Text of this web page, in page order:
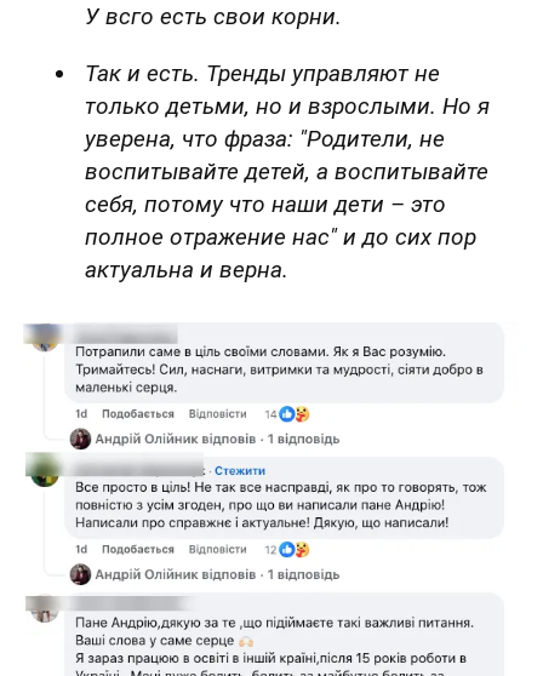
У всго есть свои корни.
Так и есть. Тренды управляют не
только детьми, но и взрослыми. Но я
уверена, что фраза: "Родители, не
воспитывайте детей, а воспитывайте
себя, потому что наши дети – это
полное отражение нас" и до сих пор
актуальна и верна.